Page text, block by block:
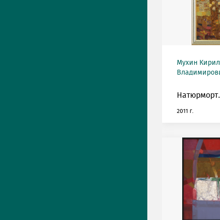
Мухин
Натюрморт.
2011 г.